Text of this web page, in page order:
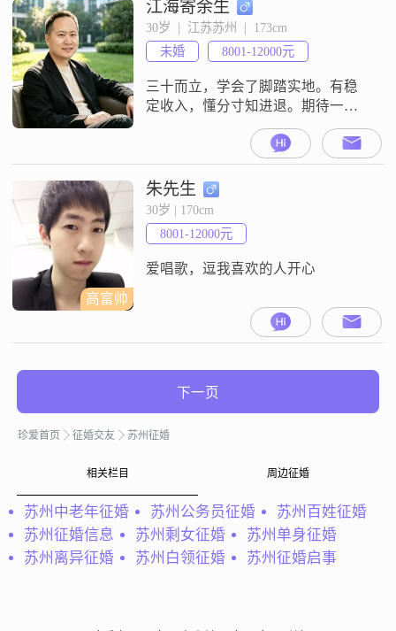
时不轻言放弃，努力寻找解决问题
的方法。我认为真诚可靠是人与人
之间建立信任的基石，因此我始终
对待他人以诚相待，努力做到言行
一
江海寄余生
30岁  |  江苏苏州  |  173cm
未婚
8001-12000元
三十而立，学会了脚踏实地。有稳
定收入，懂分寸知进退。期待一个
温暖的灵魂，一起抵御生活的琐
碎，把每个平凡的日子都过得有滋
有味，现在在一家公司做销售经
理，算是事业稳定，期待遇见那个
她
高富帅
朱先生
30岁 | 170cm
8001-12000元
爱唱歌，逗我喜欢的人开心
下一页
珍爱首页 征婚交友 苏州征婚
相关栏目 周边征婚
苏州中老年征婚 苏州公务员征婚
苏州百姓征婚
苏州征婚信息
苏州剩女征婚
苏州单身征婚
苏州离异征婚
苏州白领征婚 苏州征婚启事